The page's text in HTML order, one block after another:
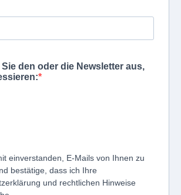
den oder die Newsletter aus,
einverstanden, E-Mails von Ihnen zu
bestätige, dass ich Ihre
und rechtlichen Hinweise